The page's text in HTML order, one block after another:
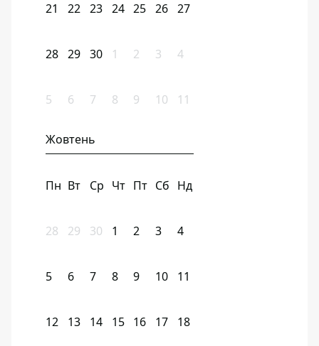
21 22 23 24 25 26 27
28 29 30 1 2 3 4
5 6 7 8 9 10 11
Жовтень
Пн Вт Ср Чт Пт Сб Нд
28 29 30 1 2 3 4
5 6 7 8 9 10 11
12 13 14 15 16 17 18